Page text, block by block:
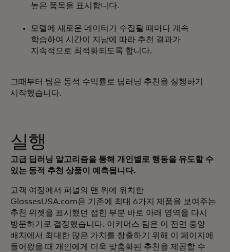
높은 품목을 표시합니다.
모델에 새로운 데이터가 수집될 때마다 계속
학습하여 시간이 지남에 따라 추천 결과가
지속적으로 최적화되도록 합니다.
그때부터 팀은 동적 수익률로 딥러닝 추천을 실행하기
시작했습니다.
실행
고급 딥러닝 알고리즘을 통해 개인별로 행동을 유도할 수
있는 동적 추천 상품이 예측됩니다.
고객 여정에서 퍼널의 맨 위에 위치한
GlassesUSA.com은 기존에 최대 6가지 제품을 보여주는
추천 위젯을 표시했던 접힌 부분 바로 아래 영역을 다시
방문하기로 결정했습니다. 이커머스 팀은 이 전면 중앙
배치에서 최대한 많은 가치를 창출하기 위해 이 페이지에
들어왔을 때 개인에게 더욱 맞춤화된 추천을 제공할 수